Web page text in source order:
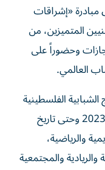
الشهم 3» إطلاق مبادرة «إشراقات
المتميزين، من
وحضوراً على
العالمي.
الفلسطينية
التي حققت إنجازات دولية، منذ أكتوبر 2023 وحتى تاريخ
والرياضية،
والريادية والمجتمعية